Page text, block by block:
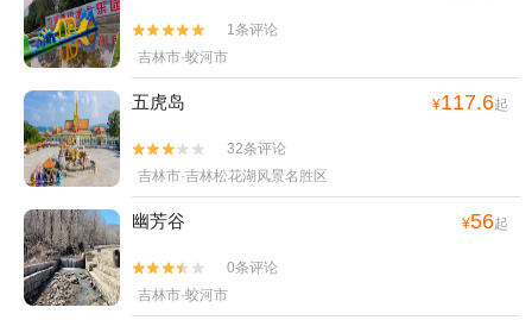


1条评论
吉林市·蛟河市
五虎岛 ¥117.6起


32条评论
吉林市·吉林松花湖风景名胜区
幽芳谷 ¥56起


0条评论
吉林市·蛟河市